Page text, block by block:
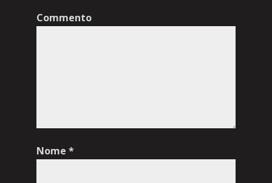
Commento
Nome *